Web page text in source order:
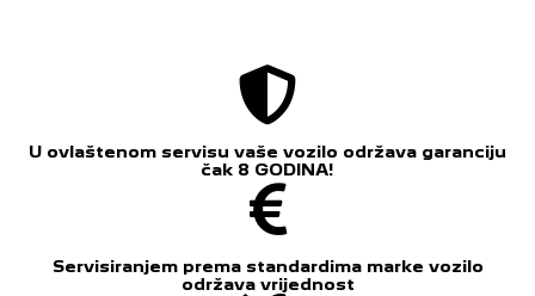
U ovlaštenom servisu vaše vozilo održava garanciju
čak 8 GODINA!
Servisiranjem prema standardima marke vozilo
održava vrijednost